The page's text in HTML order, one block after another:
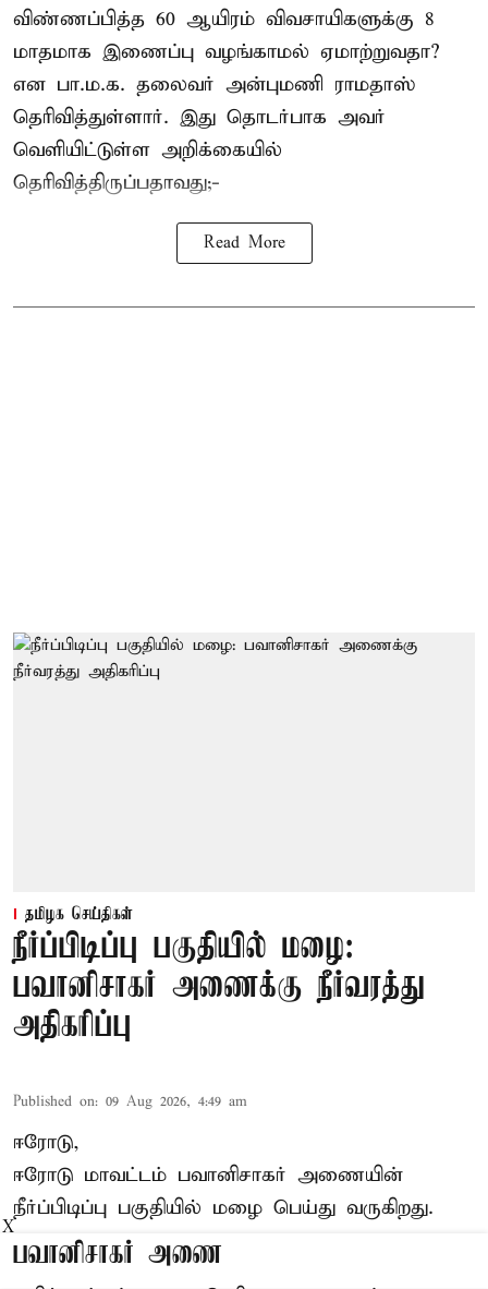
விண்ணப்பித்த 60 ஆயிரம் விவசாயிகளுக்கு 8
மாதமாக இணைப்பு வழங்காமல் ஏமாற்றுவதா?
என பா.ம.க. தலைவர் அன்புமணி ராமதாஸ்
தெரிவித்துள்ளார். இது தொடர்பாக அவர்
வெளியிட்டுள்ள அறிக்கையில்
தெரிவித்திருப்பதாவது;-
Read More
தமிழக செய்திகள்
நீர்ப்பிடிப்பு பகுதியில் மழை:
பவானிசாகர் அணைக்கு நீர்வரத்து
அதிகரிப்பு
Published on: 09 Aug 2026, 4:49 am
ஈரோடு,
ஈரோடு மாவட்டம் பவானிசாகர் அணையின்
நீர்ப்பிடிப்பு பகுதியில் மழை பெய்து வருகிறது.
பவானிசாகர் அணை
X